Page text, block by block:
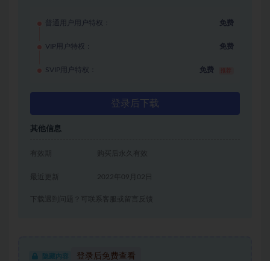
普通用户用户特权： 免费
VIP用户特权： 免费
SVIP用户特权： 免费
登录后下载
其他信息
有效期 购买后永久有效
2022年09月02日
下载遇到问题？可联系客服或留言反馈
隐藏内容 登录后免费查看